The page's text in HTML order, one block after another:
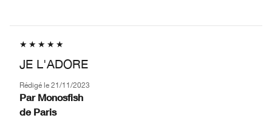
JE L'ADORE
Rédigé le 21/11/2023
Par Monosfish
de Paris